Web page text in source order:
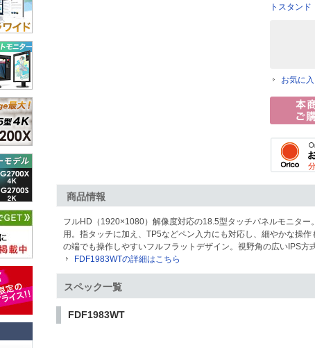
トスタン
お気に
商品情報
フルHD（1920×1080）解像度対応の18.5型タッチパネルモニタ
用。指タッチに加え、TP5などペン入力にも対応し、細やかな操
の端でも操作しやすいフルフラットデザイン。視野角の広いIPS方
FDF1983WTの詳細はこちら
スペック一覧
FDF1983WT